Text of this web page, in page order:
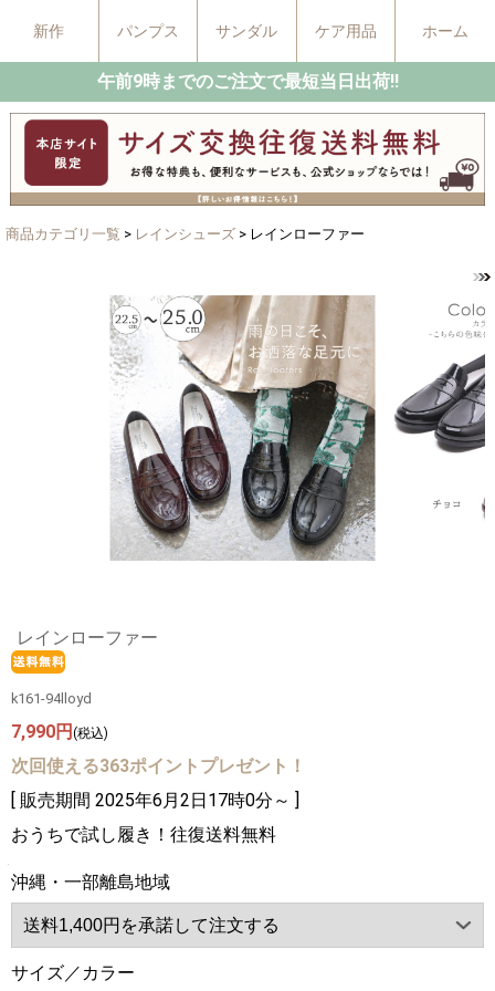
新作 パンプス サンダル ケア用品 ホーム
午前9時までのご注文で最短当日出荷!!
商品カテゴリ一覧 > レインシューズ > レインローファー
レインローファー
k161-94lloyd
7,990円 (税込)
次回使える363ポイントプレゼント！
[ 販売期間 2025年6月2日17時0分 ～ ]
おうちで試し履き！往復送料無料
沖縄・一部離島地域
サイズ／カラー